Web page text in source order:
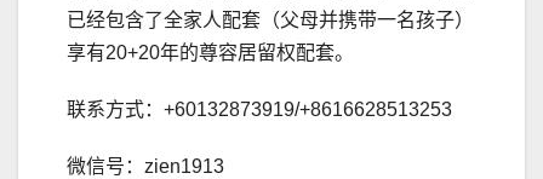
已经包含了全家人配套（父母并携带一名孩子）
享有20+20年的尊容居留权配套。
联系方式：+60132873919/+8616628513253
微信号：zien1913